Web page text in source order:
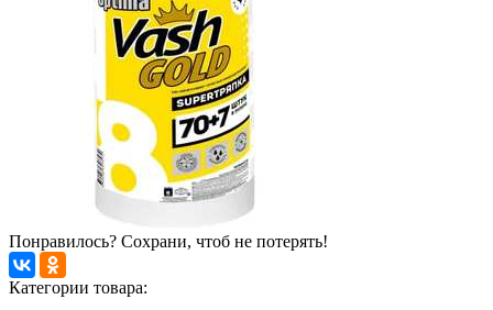
Понравилось? Сохрани, чтоб не потерять!
Категории товара: